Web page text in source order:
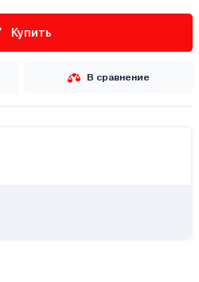
Купить
В сравнение